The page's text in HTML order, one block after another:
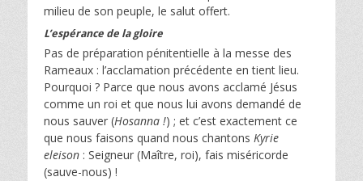
milieu de son peuple, le salut offert.
L’espérance de la gloire
Pas de préparation pénitentielle à la messe des
Rameaux : l’acclamation précédente en tient lieu.
Pourquoi ? Parce que nous avons acclamé Jésus
comme un roi et que nous lui avons demandé de
nous sauver (Hosanna !) ; et c’est exactement ce
que nous faisons quand nous chantons Kyrie
eleison : Seigneur (Maître, roi), fais miséricorde
(sauve-nous) !